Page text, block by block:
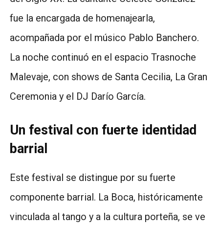
fue la encargada de homenajearla,
acompañada por el músico Pablo Banchero.
La noche continuó en el espacio Trasnoche
Malevaje, con shows de Santa Cecilia, La Gran
Ceremonia y el DJ Darío García.
Un festival con fuerte identidad
barrial
Este festival se distingue por su fuerte
componente barrial. La Boca, históricamente
vinculada al tango y a la cultura porteña, se ve